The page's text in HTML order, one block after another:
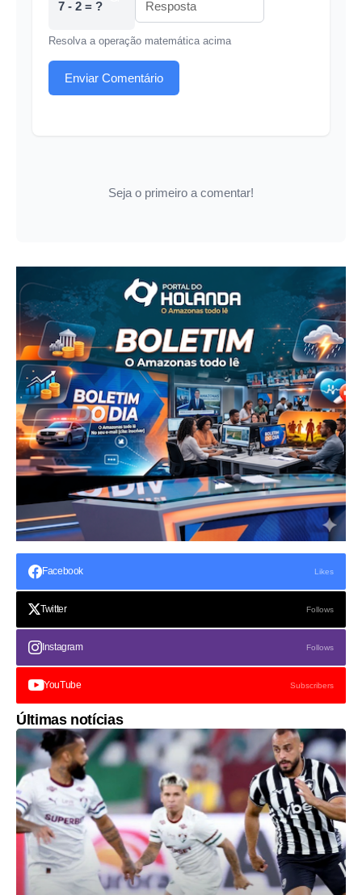
7 - 2 = ?
Resolva a operação matemática acima
Enviar Comentário
Seja o primeiro a comentar!
Facebook Likes
Twitter Follows
Instagram Follows
YouTube Subscribers
Últimas notícias